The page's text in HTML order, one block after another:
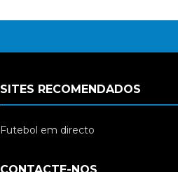
SITES RECOMENDADOS
Futebol em directo